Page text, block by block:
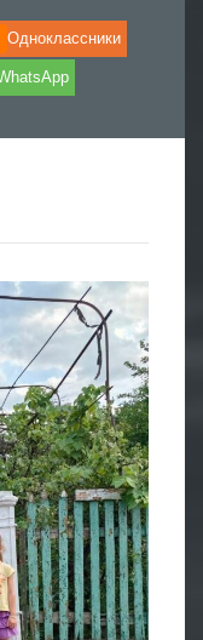
Одноклассники